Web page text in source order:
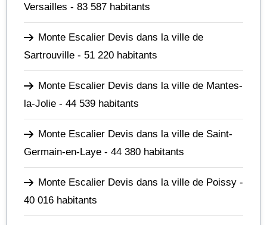
Versailles - 83 587 habitants
Monte Escalier Devis dans la ville de
Sartrouville - 51 220 habitants
Monte Escalier Devis dans la ville de Mantes-
la-Jolie - 44 539 habitants
Monte Escalier Devis dans la ville de Saint-
Germain-en-Laye - 44 380 habitants
Monte Escalier Devis dans la ville de Poissy -
40 016 habitants